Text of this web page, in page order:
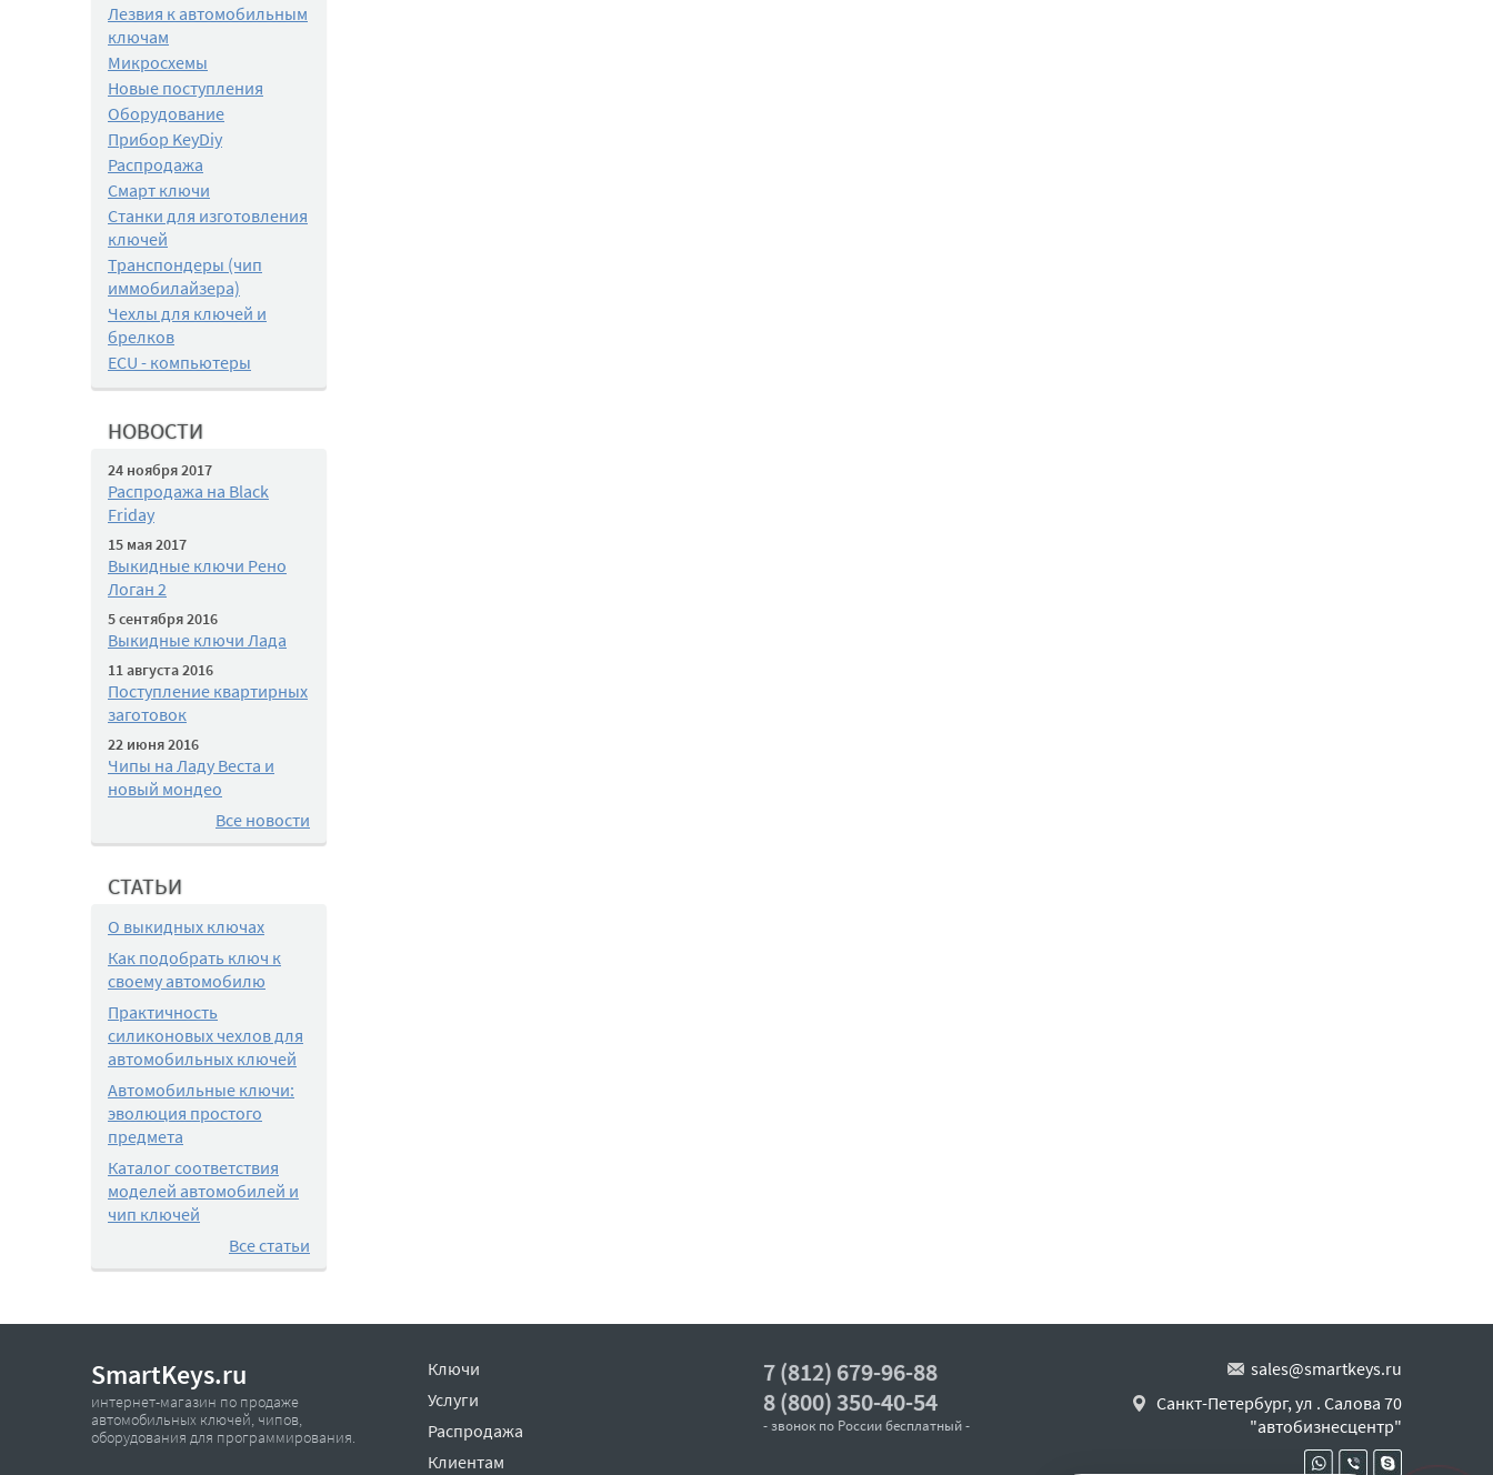
Лезвия к автомобильным
ключам
Микросхемы
Новые поступления
Оборудование
Прибор KeyDiy
Распродажа
Смарт ключи
Станки для изготовления
ключей
Транспондеры (чип
иммобилайзера)
Чехлы для ключей и
брелков
ECU - компьютеры
НОВОСТИ
24 ноября 2017
Распродажа на Black
Friday
15 мая 2017
Выкидные ключи Рено
Логан 2
5 сентября 2016
Выкидные ключи Лада
11 августа 2016
Поступление квартирных
заготовок
22 июня 2016
Чипы на Ладу Веста и
новый мондео
Все новости
СТАТЬИ
О выкидных ключах
Как подобрать ключ к
своему автомобилю
Практичность
силиконовых чехлов для
автомобильных ключей
Автомобильные ключи:
эволюция простого
предмета
Каталог соответствия
моделей автомобилей и
чип ключей
Все статьи
SmartKeys.ru
интернет-магазин по продаже
автомобильных ключей, чипов,
оборудования для программирования.
Ключи
Услуги
Распродажа
Клиентам
7 (812) 679-96-88
8 (800) 350-40-54
- звонок по России бесплатный -
sales@smartkeys.ru
Санкт-Петербург, ул . Салова 70
"автобизнесцентр"